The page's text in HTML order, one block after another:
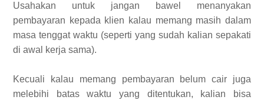
Usahakan untuk jangan bawel menanyakan
pembayaran kepada klien kalau memang masih dalam
masa tenggat waktu (seperti yang sudah kalian sepakati
di awal kerja sama).
Kecuali kalau memang pembayaran belum cair juga
melebihi batas waktu yang ditentukan, kalian bisa